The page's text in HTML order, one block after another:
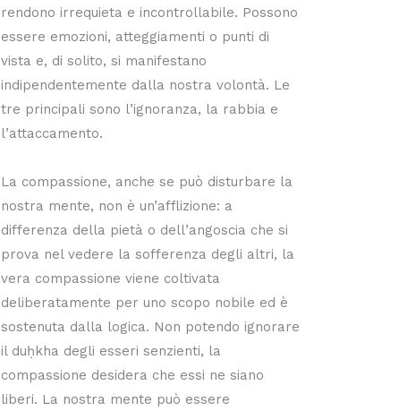
rendono irrequieta e incontrollabile. Possono
essere emozioni, atteggiamenti o punti di
vista e, di solito, si manifestano
indipendentemente dalla nostra volontà. Le
tre principali sono l’ignoranza, la rabbia e
l’attaccamento.
La compassione, anche se può disturbare la
nostra mente, non è un’afflizione: a
differenza della pietà o dell’angoscia che si
prova nel vedere la sofferenza degli altri, la
vera compassione viene coltivata
deliberatamente per uno scopo nobile ed è
sostenuta dalla logica. Non potendo ignorare
il duḥkha degli esseri senzienti, la
compassione desidera che essi ne siano
liberi. La nostra mente può essere